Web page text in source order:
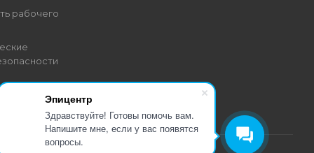
Эпицентр
Здравствуйте! Готовы помочь вам.
Напишите мне, если у вас появятся
вопросы.
рабочего